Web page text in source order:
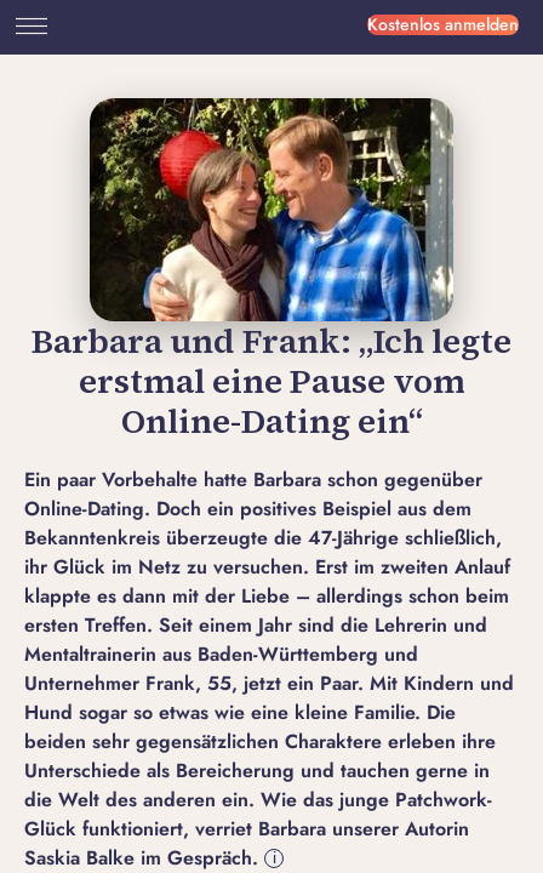
Kostenlos anmelden
Barbara und Frank: „Ich legte
erstmal eine Pause vom
Online-Dating ein“
Ein paar Vorbehalte hatte Barbara schon gegenüber
Online-Dating. Doch ein positives Beispiel aus dem
Bekanntenkreis überzeugte die 47-Jährige schließlich,
ihr Glück im Netz zu versuchen. Erst im zweiten Anlauf
klappte es dann mit der Liebe – allerdings schon beim
ersten Treffen. Seit einem Jahr sind die Lehrerin und
Mentaltrainerin aus Baden-Württemberg und
Unternehmer Frank, 55, jetzt ein Paar. Mit Kindern und
Hund sogar so etwas wie eine kleine Familie. Die
beiden sehr gegensätzlichen Charaktere erleben ihre
Unterschiede als Bereicherung und tauchen gerne in
die Welt des anderen ein. Wie das junge Patchwork-
Glück funktioniert, verriet Barbara unserer Autorin
Saskia Balke im Gespräch.
i